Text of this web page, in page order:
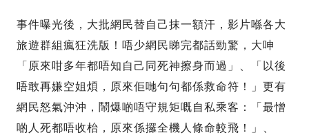
事件曝光後，大批網民替自己抹一額汗，影片喺各大
旅遊群組瘋狂洗版！唔少網民睇完都話勁驚，大呻
「原來咁多年都唔知自己同死神擦身而過」、「以後
唔敢再嫌空姐煩，原來佢哋句句都係救命符！」更有
網民怒氣沖沖，鬧爆啲唔守規矩嘅自私乘客：「最憎
啲人死都唔收枱，原來係攞全機人條命較飛！」、